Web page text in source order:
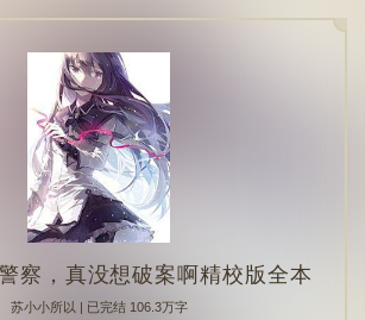
察，真没想破案啊精校版全本
苏小小所以 | 已完结 106.3万字